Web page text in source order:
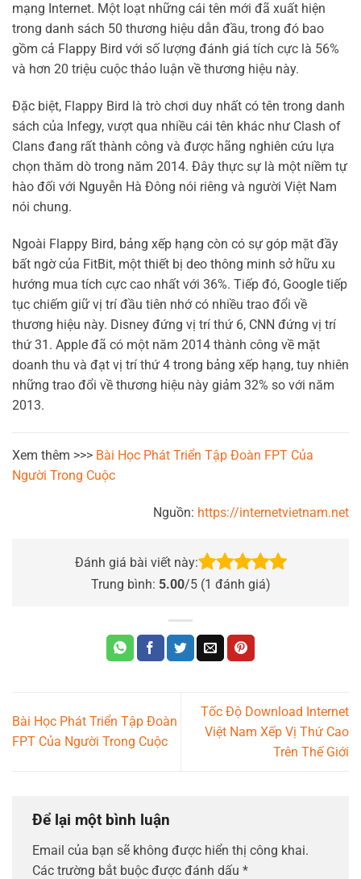
mạng Internet. Một loạt những cái tên mới đã xuất hiện
trong danh sách 50 thương hiệu dẫn đầu, trong đó bao
gồm cả Flappy Bird với số lượng đánh giá tích cực là 56%
và hơn 20 triệu cuộc thảo luận về thương hiệu này.
Đặc biệt, Flappy Bird là trò chơi duy nhất có tên trong danh
sách của Infegy, vượt qua nhiều cái tên khác như Clash of
Clans đang rất thành công và được hãng nghiên cứu lựa
chọn thăm dò trong năm 2014. Đây thực sự là một niềm tự
hào đối với Nguyễn Hà Đông nói riêng và người Việt Nam
nói chung.
Ngoài Flappy Bird, bảng xếp hạng còn có sự góp mặt đầy
bất ngờ của FitBit, một thiết bị deo thông minh sở hữu xu
hướng mua tích cực cao nhất với 36%. Tiếp đó, Google tiếp
tục chiếm giữ vị trí đầu tiên nhớ có nhiều trao đổi về
thương hiệu này. Disney đứng vị trí thứ 6, CNN đứng vị trí
thứ 31. Apple đã có một năm 2014 thành công về mặt
doanh thu và đạt vị trí thứ 4 trong bảng xếp hạng, tuy nhiên
những trao đổi về thương hiệu này giảm 32% so với năm
2013.
Xem thêm >>> Bài Học Phát Triển Tập Đoàn FPT Của
Người Trong Cuộc
Nguồn: https://internetvietnam.net
Đánh giá bài viết này:
Trung bình: 5.00/5 (1 đánh giá)
Bài Học Phát Triển Tập Đoàn
FPT Của Người Trong Cuộc
Tốc Độ Download Internet
Việt Nam Xếp Vị Thứ Cao
Trên Thế Giới
Để lại một bình luận
Email của bạn sẽ không được hiển thị công khai.
Các trường bắt buộc được đánh dấu *